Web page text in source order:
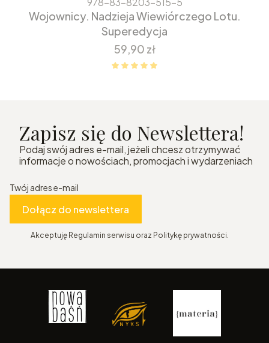
Wojownicy. Nadzieja Wiewiórczego Lotu.
Superedycja
Cena
59,90 zł
Zapisz się do Newslettera!
Podaj swój adres e-mail, jeżeli chcesz otrzymywać
informacje o nowościach, promocjach i wydarzeniach
Twój adres e-mail
Dołącz do newslettera
Akceptuję Regulamin serwisu oraz Politykę prywatności.